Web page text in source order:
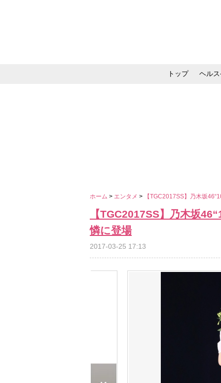
トップ ヘル
ホーム > エンタメ > 【TGC2017SS】乃木坂
【TGC2017SS】乃木坂
憐に登場
2017-03-25 17:13